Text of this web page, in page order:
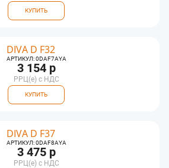
КУПИТЬ
DIVA D F32
АРТИКУЛ: 0DAF7AYA
3 154 р
РРЦ(e) с НДС
КУПИТЬ
DIVA D F37
АРТИКУЛ: 0DAF8AYA
3 475 р
РРЦ(e) с НДС